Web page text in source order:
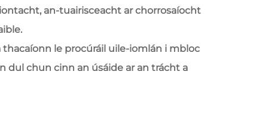
an-tuairisceacht ar chorrosaíocht
thacaíonn le procúráil uile-iomlán i mbloc
dul chun cinn an úsáide ar an trácht a